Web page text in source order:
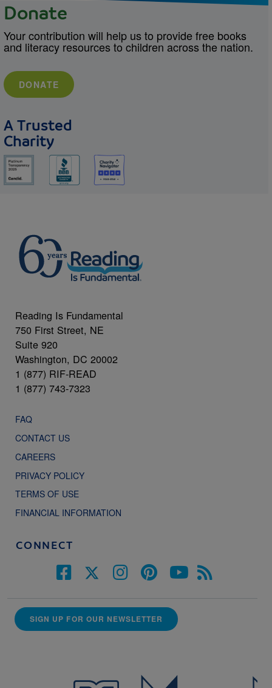
Donate
Your contribution will help us to provide free books
and literacy resources to children across the nation.
DONATE
A Trusted
Charity
Reading Is Fundamental
750 First Street, NE
Suite 920
Washington, DC 20002
1 (877) RIF-READ
1 (877) 743-7323
FAQ
CONTACT US
CAREERS
PRIVACY POLICY
TERMS OF USE
FINANCIAL INFORMATION
CONNECT
SIGN UP FOR OUR NEWSLETTER